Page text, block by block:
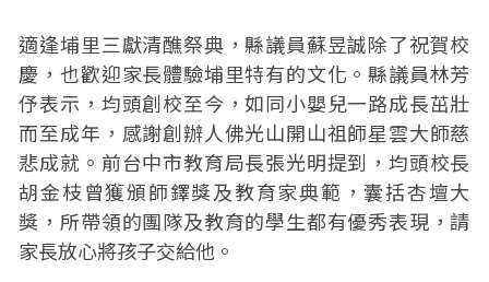
適逢埔里三獻清醮祭典，縣議員蘇昱誠除了祝賀校
慶，也歡迎家長體驗埔里特有的文化。縣議員林芳
伃表示，均頭創校至今，如同小嬰兒一路成長茁壯
而至成年，感謝創辦人佛光山開山祖師星雲大師慈
悲成就。前台中市教育局長張光明提到，均頭校長
胡金枝曾獲頒師鐸獎及教育家典範，囊括杏壇大
獎，所帶領的團隊及教育的學生都有優秀表現，請
家長放心將孩子交給他。